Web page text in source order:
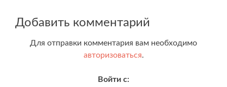
записям
Добавить комментарий
Для отправки комментария вам необходимо
авторизоваться.
Войти с: